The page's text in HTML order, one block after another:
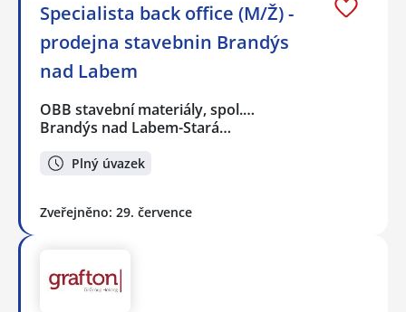
Specialista back office (M/Ž) -
prodejna stavebnin Brandýs
nad Labem
OBB stavební materiály, spol.…
Brandýs nad Labem-Stará…
Plný úvazek
Zveřejněno: 29. července